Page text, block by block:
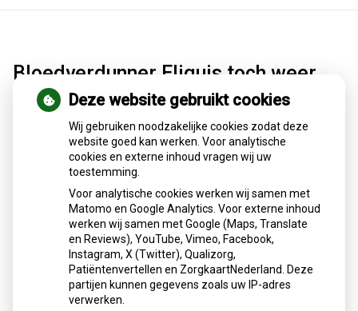
Bloedverdunner Eliquis toch weer
beschikbaar dankzij tijdelijke
afspraken
Bloedverdunner Eliquis is sinds 18 december 2025 weer
leverbaar aan apotheken dankzij tijdelijke afspraken tussen
groothandel Mosadex en fabrikant BMS. De eerdere stop
volgde op een prijsconflict. Door het akkoord hoeven ruim
260.000 patiënten voorlopig niet over te stappen op een
ander middel. De partijen werken aan een structurele
oplossing.
Lees het hele artikel op: Nationale zorggids
Publicatiedatum:19-12-2025
Deze website gebruikt cookies
Wij gebruiken noodzakelijke cookies zodat deze
website goed kan werken. Voor analytische
cookies en externe inhoud vragen wij uw
toestemming.
Voor analytische cookies werken wij samen met
Matomo en Google Analytics. Voor externe inhoud
werken wij samen met Google (Maps, Translate
en Reviews), YouTube, Vimeo, Facebook,
Instagram, X (Twitter), Qualizorg,
Patiëntenvertellen en ZorgkaartNederland. Deze
partijen kunnen gegevens zoals uw IP-adres
verwerken.